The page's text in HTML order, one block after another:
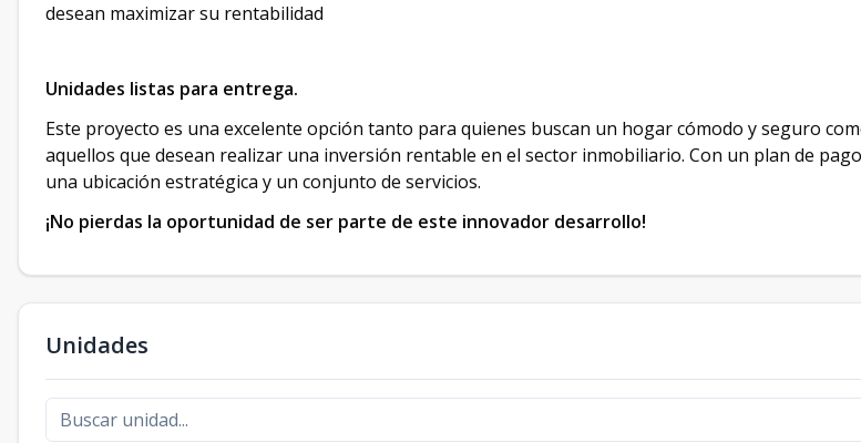
desean maximizar su rentabilidad
Unidades listas para entrega.
Este proyecto es una excelente opción tanto para quienes buscan un hogar cómodo y seguro
aquellos que desean realizar una inversión rentable en el sector inmobiliario. Con un plan de
una ubicación estratégica y un conjunto de servicios.
¡No pierdas la oportunidad de ser parte de este innovador desarrollo!
Unidades